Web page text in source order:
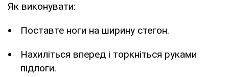
Як виконувати:
Поставте ноги на ширину стегон.
Нахиліться вперед і торкніться руками
підлоги.